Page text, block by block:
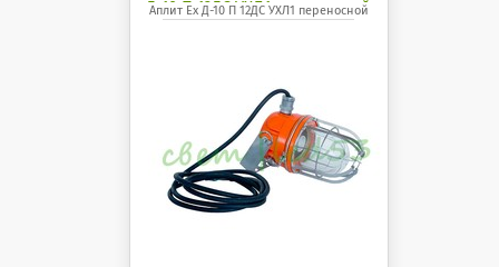
Д-10 П 12ДС УХЛ1 переносной
Аплит Ех Д-10 П 12ДС УХЛ1 переносной